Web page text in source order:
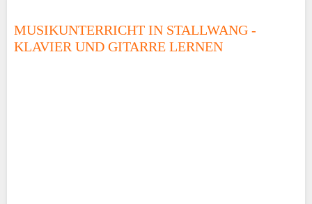
MUSIKUNTERRICHT IN STALLWANG -
KLAVIER UND GITARRE LERNEN